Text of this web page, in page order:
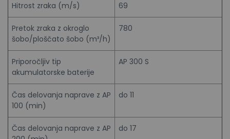
Hitrost zraka (m/s) 69
Pretok zraka z okroglo
šobo/ploščato šobo (m³/h)
780
Priporočljiv tip
akumulatorske baterije
AP 300 S
Čas delovanja naprave z AP
100 (min)
do 11
Čas delovanja naprave z AP
do 17